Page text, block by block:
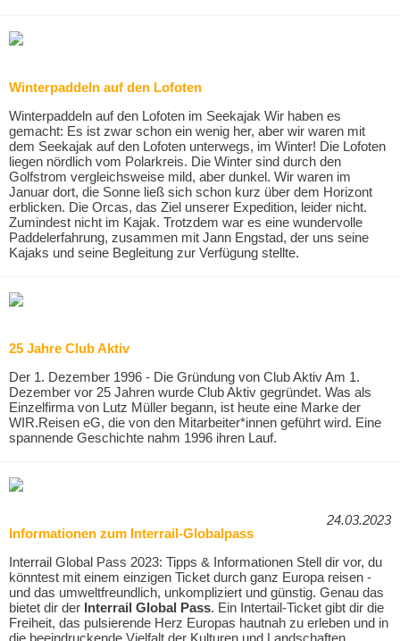
Winterpaddeln auf den Lofoten
Winterpaddeln auf den Lofoten im Seekajak Wir haben es
gemacht: Es ist zwar schon ein wenig her, aber wir waren mit
dem Seekajak auf den Lofoten unterwegs, im Winter! Die Lofoten
liegen nördlich vom Polarkreis. Die Winter sind durch den
Golfstrom vergleichsweise mild, aber dunkel. Wir waren im
Januar dort, die Sonne ließ sich schon kurz über dem Horizont
erblicken. Die Orcas, das Ziel unserer Expedition, leider nicht.
Zumindest nicht im Kajak. Trotzdem war es eine wundervolle
Paddelerfahrung, zusammen mit Jann Engstad, der uns seine
Kajaks und seine Begleitung zur Verfügung stellte.
25 Jahre Club Aktiv
Der 1. Dezember 1996 - Die Gründung von Club Aktiv Am 1.
Dezember vor 25 Jahren wurde Club Aktiv gegründet. Was als
Einzelfirma von Lutz Müller begann, ist heute eine Marke der
WIR.Reisen eG, die von den Mitarbeiter*innen geführt wird. Eine
spannende Geschichte nahm 1996 ihren Lauf.
24.03.2023
Informationen zum Interrail-Globalpass
Interrail Global Pass 2023: Tipps & Informationen Stell dir vor, du
könntest mit einem einzigen Ticket durch ganz Europa reisen -
und das umweltfreundlich, unkompliziert und günstig. Genau das
bietet dir der Interrail Global Pass. Ein Intertail-Ticket gibt dir die
Freiheit, das pulsierende Herz Europas hautnah zu erleben und in
die beeindruckende Vielfalt der Kulturen und Landschaften